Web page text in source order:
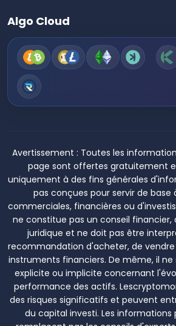
Algo Cloud
Avertissement : Toutes les
page sont offertes gratuitement
uniquement à des fins générales
pas conçues pour servir de base
commerciales, financières ou
ne constitue pas un conseil financier,
juridique et ne doit pas être
recommandation d'acheter, de
instruments financiers. De même, il ne
explicite ou implicite concernant
performance des actifs.
des risques significatifs et peuvent
du capital investi. Les informations